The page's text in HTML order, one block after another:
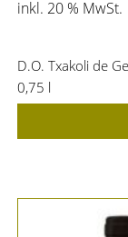
inkl. 20 % MwSt.
D.O. Txakoli de
0,75 l